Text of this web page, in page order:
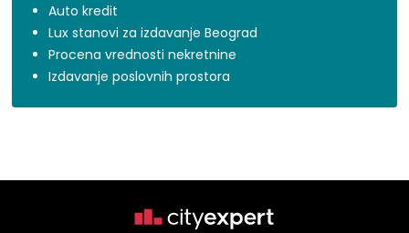
Auto kredit
Lux stanovi za izdavanje Beograd
Procena vrednosti nekretnine
Izdavanje poslovnih prostora